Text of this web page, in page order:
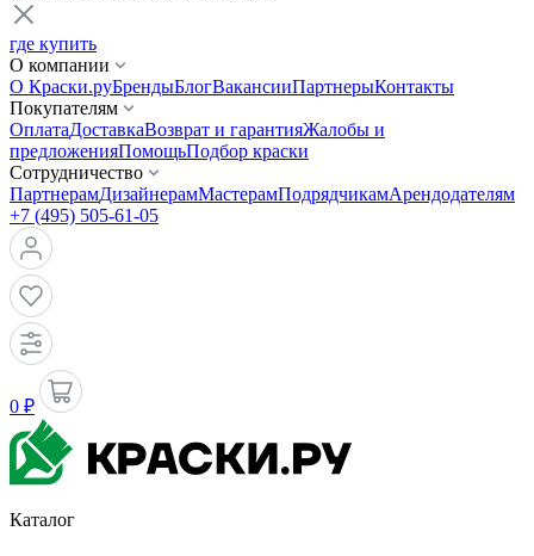
где купить
О компании
О Краски.руБрендыБлогВакансииПартнерыКонтакты
Покупателям
ОплатаДоставкаВозврат и гарантияЖалобы и
предложенияПомощьПодбор краски
Сотрудничество
ПартнерамДизайнерамМастерамПодрядчикамАрендодателям
+7 (495) 505-61-05
0 ₽
Каталог